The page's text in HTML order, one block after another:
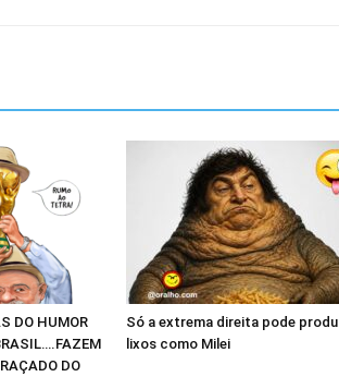
DO HUMOR
DO
Só a extrema direita pode
lixos como Milei